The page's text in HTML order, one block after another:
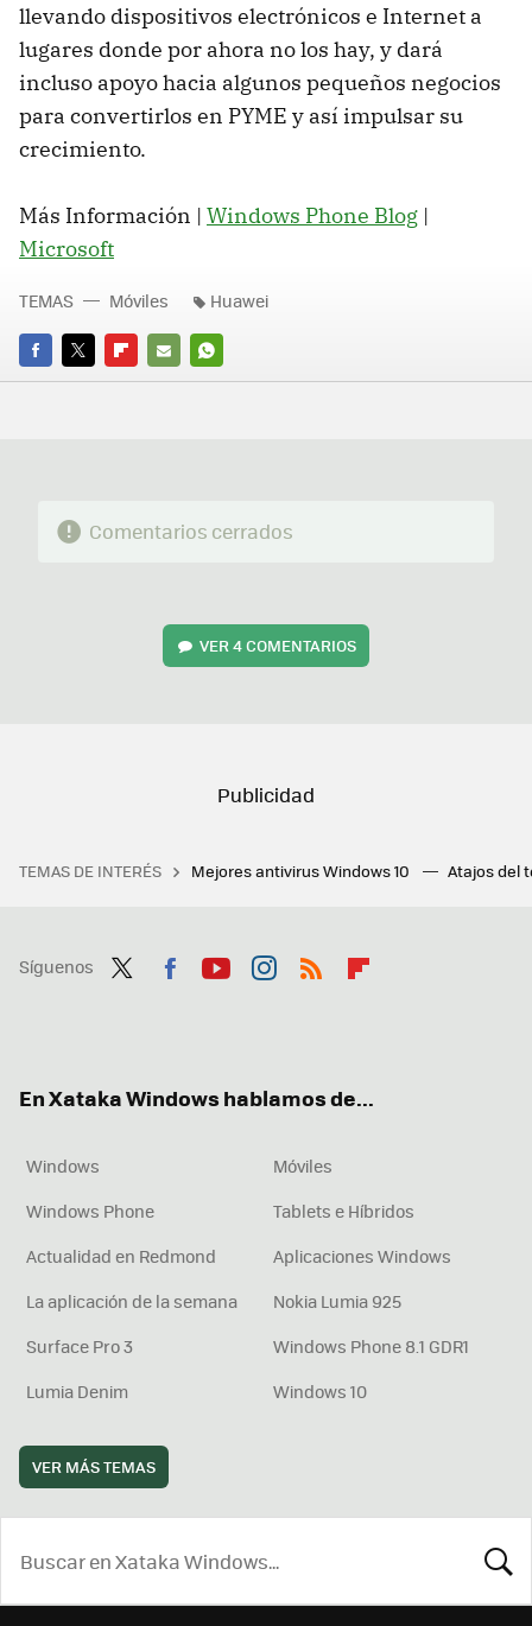
llevando dispositivos electrónicos e Internet a
lugares donde por ahora no los hay, y dará
incluso apoyo hacia algunos pequeños negocios
para convertirlos en PYME y así impulsar su
crecimiento.
Más Información | Windows Phone Blog |
Microsoft
FACEBOOK
TWITTERFLIPBOARD
E-
WHATSAPP
TEMAS Móviles Huawei
Comentarios cerrados
VER4 COMENTARIOS
TEMAS DE INTERÉS Mejores antivirus Windows 10 Atajos del
Síguenos
En Xataka Windows hablamos de...
Windows
Móviles
Windows Phone
Tablets e Híbridos
Actualidad en Redmond
Aplicaciones Windows
La aplicación de la semana
Nokia Lumia 925
Surface Pro 3
Windows Phone 8.1 GDR1
Lumia Denim
Windows 10
VER MÁS TEMAS